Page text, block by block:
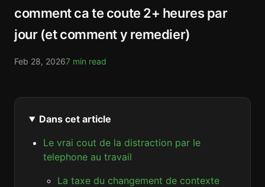
comment ca te coute 2+ heures par
jour (et comment y remedier)
Feb 28, 20267 min read
Dans cet article
Le vrai cout de la distraction par le
telephone au travail
La taxe du changement de contexte